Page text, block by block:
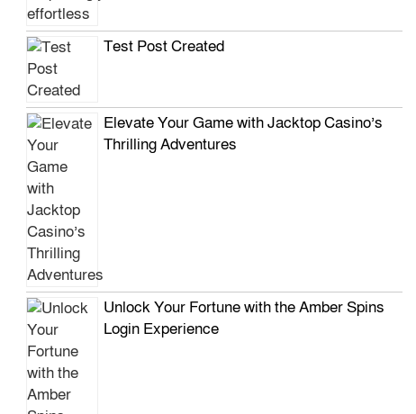
Test Post Created
Elevate Your Game with Jacktop Casino’s
Thrilling Adventures
Unlock Your Fortune with the Amber Spins
Login Experience